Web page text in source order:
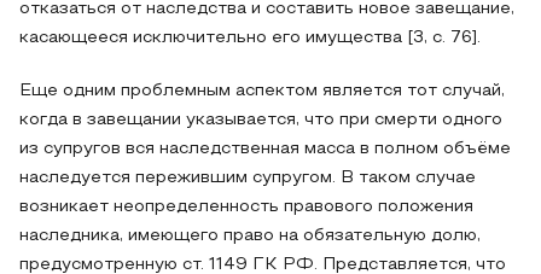
отказаться от наследства и составить новое завещание,
касающееся исключительно его имущества [3, с. 76].
Еще одним проблемным аспектом является тот случай,
когда в завещании указывается, что при смерти одного
из супругов вся наследственная масса в полном объёме
наследуется пережившим супругом. В таком случае
возникает неопределенность правового положения
наследника, имеющего право на обязательную долю,
предусмотренную ст. 1149 ГК РФ. Представляется, что